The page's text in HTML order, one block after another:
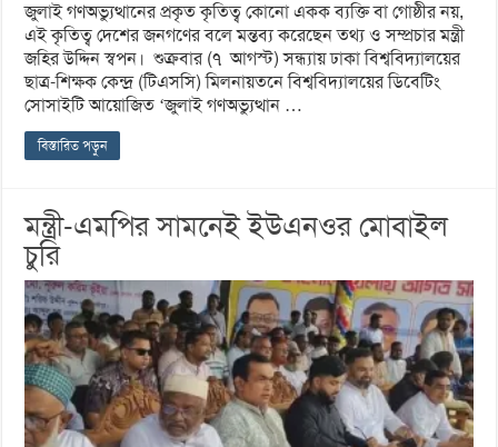
জুলাই গণঅভ্যুত্থানের প্রকৃত কৃতিত্ব কোনো একক ব্যক্তি বা গোষ্ঠীর নয়,
এই কৃতিত্ব দেশের জনগণের বলে মন্তব্য করেছেন তথ্য ও সম্প্রচার মন্ত্রী
জহির উদ্দিন স্বপন। শুক্রবার (৭ আগস্ট) সন্ধ্যায় ঢাকা বিশ্ববিদ্যালয়ের
ছাত্র-শিক্ষক কেন্দ্র (টিএসসি) মিলনায়তনে বিশ্ববিদ্যালয়ের ডিবেটিং
সোসাইটি আয়োজিত ‘জুলাই গণঅভ্যুত্থান …
বিস্তারিত পড়ুন
মন্ত্রী-এমপির সামনেই ইউএনওর মোবাইল
চুরি